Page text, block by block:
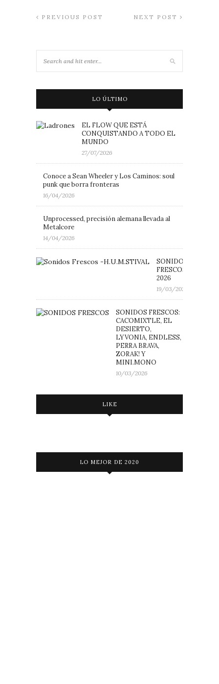
PREVIOUS POST NEXT POST
LO ÚLTIMO
EL FLOW QUE ESTÁ
CONQUISTANDO A TODO EL
MUNDO
27/07/2026
Conoce a Sean Wheeler y Los Caminos: soul
punk que borra fronteras
16/04/2026
Unprocessed, precisión alemana llevada al
Metalcore
14/04/2026
SONIDOS
FRESCOS:
2026
19/03/2026
SONIDOS FRESCOS:
CACOMIXTLE, EL
DESIERTO,
LYVONIA, ENDLESS,
PERRA BRAVA,
ZORAK! Y
MINI.MONO
10/03/2026
LIKE
LO MEJOR DE 2020